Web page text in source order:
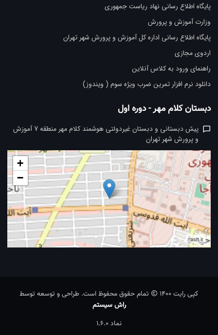
پایگاه اطلاع رسانی نهاد ریاست جمهوری
وزارت آموزش و پرورش
پایگاه اطلاع رسانی اداره کل آموزش و پرورش شهر تهران
اردوی مجازی
راهنمای ورود به کلاس آنلاین
دانلود نرم افزار تمرین ضرب ویژه سوم ( ویندوز)
دبستان کلام مهر - دوره اول
پیش دبستانی و دبستان غیردولتی هوشمند کلام مهر منطقه 7 آموزش
و پرورش شهر تهران
+
−
rash.ir
کپی رایت 1400
تمام حقوق محفوظ است. طراحی و توسعه توسط
راش سیستم
نماد 1.6.0